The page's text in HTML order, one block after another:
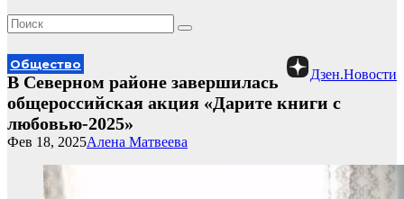
Дзен.Новости
Общество
В Северном районе завершилась
общероссийская акция «Дарите книги с
любовью-2025»
Алена Матвеева
Фев 18, 2025